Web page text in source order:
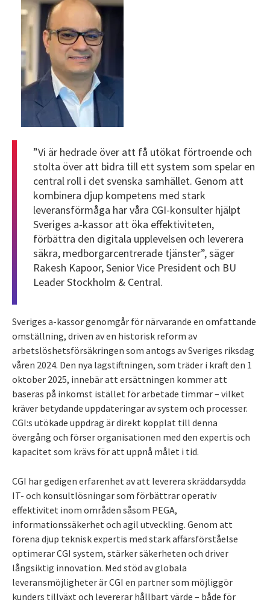
”Vi är hedrade över att få utökat förtroende och
stolta över att bidra till ett system som spelar en
central roll i det svenska samhället. Genom att
kombinera djup kompetens med stark
leveransförmåga har våra CGI-konsulter hjälpt
Sveriges a-kassor att öka effektiviteten,
förbättra den digitala upplevelsen och leverera
säkra, medborgarcentrerade tjänster”, säger
Rakesh Kapoor, Senior Vice President och BU
Leader Stockholm & Central.
Sveriges a-kassor genomgår för närvarande en omfattande
omställning, driven av en historisk reform av
arbetslöshetsförsäkringen som antogs av Sveriges riksdag
våren 2024. Den nya lagstiftningen, som träder i kraft den 1
oktober 2025, innebär att ersättningen kommer att
baseras på inkomst istället för arbetade timmar – vilket
kräver betydande uppdateringar av system och processer.
CGI:s utökade uppdrag är direkt kopplat till denna
övergång och förser organisationen med den expertis och
kapacitet som krävs för att uppnå målet i tid.
CGI har gedigen erfarenhet av att leverera skräddarsydda
IT- och konsultlösningar som förbättrar operativ
effektivitet inom områden såsom PEGA,
informationssäkerhet och agil utveckling. Genom att
förena djup teknisk expertis med stark affärsförståelse
optimerar CGI system, stärker säkerheten och driver
långsiktig innovation. Med stöd av globala
leveransmöjligheter är CGI en partner som möjliggör
kunders tillväxt och levererar hållbart värde – både för